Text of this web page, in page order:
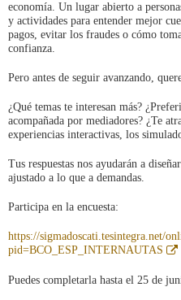
economía. Un lugar abierto a
y actividades para entender mejor
pagos, evitar los fraudes o cómo
confianza.
Pero antes de seguir avanzando,
¿Qué temas te interesan más?
acompañada por mediadores? ¿Te
experiencias interactivas, los
Tus respuestas nos ayudarán a
ajustado a lo que a demandas.
Participa en la encuesta:
https://sigmadoscati.tesintegra.net/
pid=BCO_ESP_INTERNAUTAS
Puedes completarla hasta el 25 de